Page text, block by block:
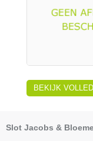
BEKIJK
Slot Jacobs &